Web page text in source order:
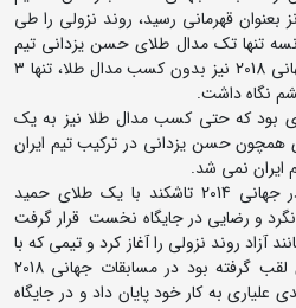
با 2 مدال طلا، 1 نقره و 2 برنز بعنوان قهرمانی رسید، روند نزولی را طی
اینکه در سال های 2017 فرانسه تنها تک مدال طلای حسن یزدانی تیم
ایران را نهم کرد و در مسابقات جهانی 2018 نیز بدون کسب مدال طلا، تنها 3
نگاه داشت.
بود که حتی کسب مدال طلا نیز به یک
همچون حسن یزدانی در ترکیب تیم ایران
نمی شد.
در کشتی فرنگی نیز تیم ایران در جهانی 2014 تاشکند با یک طلای حمید
و 2 برنز بیابانگرد و رضایی در جایگاه نخست قرار گرفت
آزاد روند نزولی را آغاز کرد و تیمی که با
3 مدال طلا قهرمان المپیک لندن لقب گرفته بود در مسابقات جهانی 2018
علیاری به کار خود پایان داد و در جایگاه